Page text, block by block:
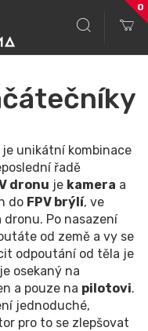
0
unikátní kombinace
řadě
dronu je kamera a
do FPV brýlí, ve
Po nasazení
od země a vy se
odpoutání od těla je
je osekaný na
a pouze na pilotovi.
jednoduché,
pro to se zlepšovat